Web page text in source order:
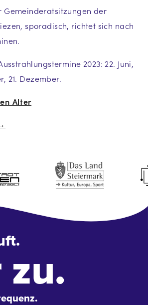
Gemeinderatsitzungen der
sporadisch, richtet sich nach
2023: 22. Juni,
21. Dezember.
Alter
zu.